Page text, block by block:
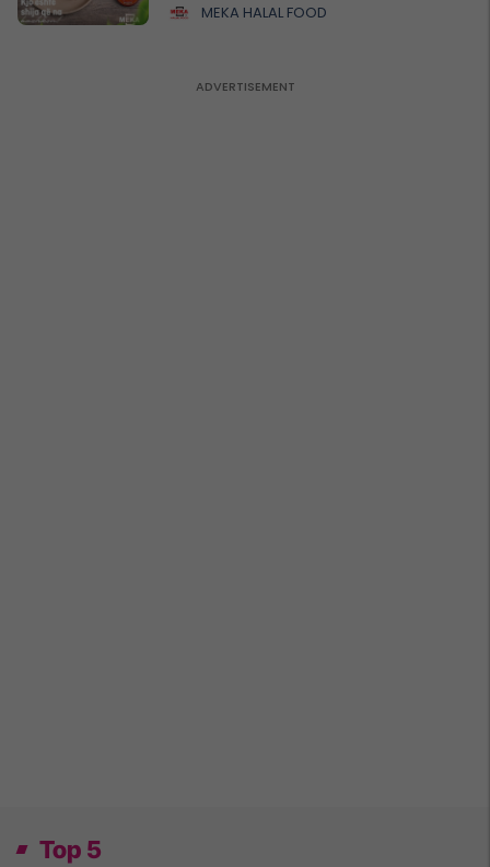
MEKA HALAL FOOD
Top 5